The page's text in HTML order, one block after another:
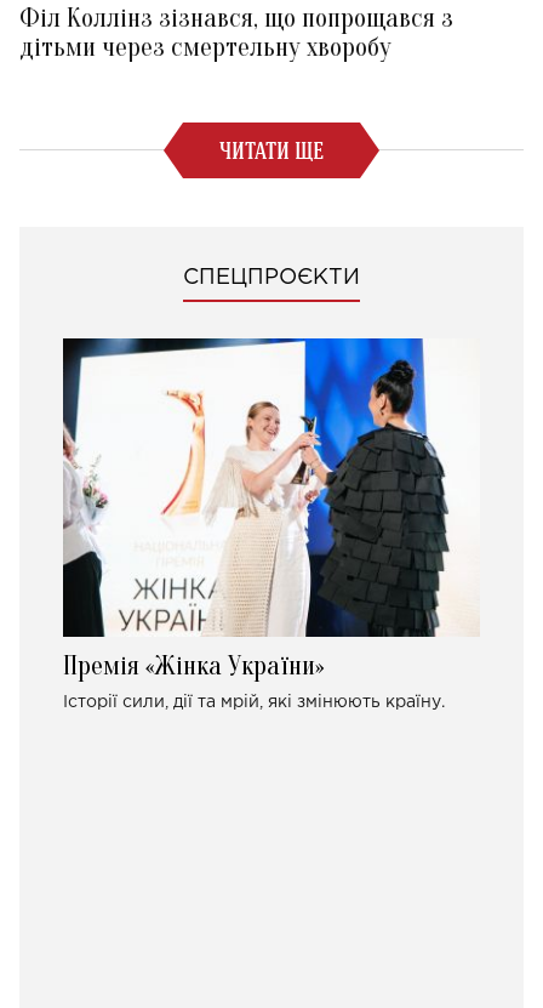
Філ Коллінз зізнався, що попрощався з
дітьми через смертельну хворобу
ЧИТАТИ ЩЕ
СПЕЦПРОЄКТИ
Премія «Жінка України»
Історії сили, дії та мрій, які змінюють країну.